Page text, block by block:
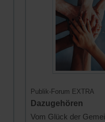
Publik-Forum EXTRA
Dazugehören
Vom Glück der